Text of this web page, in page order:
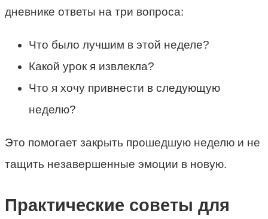
дневнике ответы на три вопроса:
Что было лучшим в этой неделе?
Какой урок я извлекла?
Что я хочу привнести в следующую
неделю?
Это помогает закрыть прошедшую неделю и не
тащить незавершенные эмоции в новую.
Практические советы для